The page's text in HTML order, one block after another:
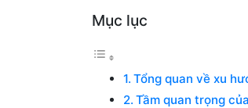
Mục lục
Tổng quan về xu
Tầm quan trọng